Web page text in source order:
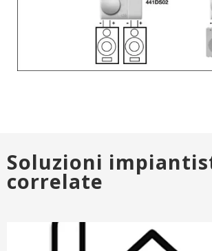
Soluzioni
correlate